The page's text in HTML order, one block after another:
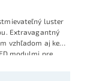
luster
Extravagantný
vzhľadom aj keď
modulmi pre